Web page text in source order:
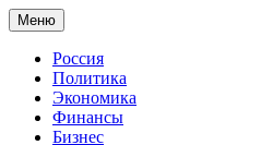
Меню
Россия
Политика
Экономика
Финансы
Бизнес